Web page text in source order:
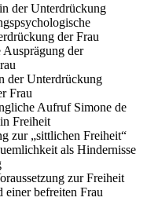
der Unterdrückung
der Frau
der
der Unterdrückung
Frau
Aufruf Simone de
Freiheit
zur „sittlichen Freiheit“
als Hindernisse
zur Freiheit
einer befreiten Frau